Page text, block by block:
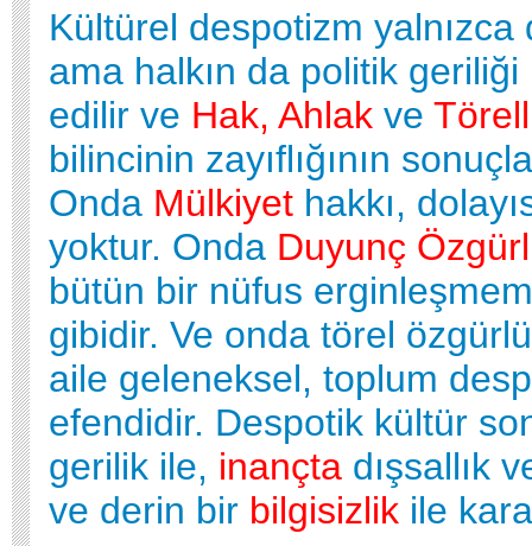
Kültürel despotizm
ama halkın da politik
edilir ve Hak, Ahlak ve
bilincinin zayıflığının
Onda Mülkiyet hakkı,
yoktur. Onda Duyunç
bütün bir nüfus
gibidir. Ve onda törel
aile geleneksel, toplum
efendidir. Despotik kültür
gerilik ile, inançta dışsallık
ve derin bir bilgisizlik ile